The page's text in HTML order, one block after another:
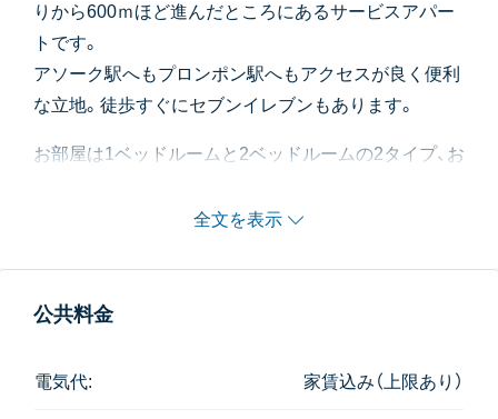
りから600ｍほど進んだところにあるサービスアパー
トです。
アソーク駅へもプロンポン駅へもアクセスが良く便利
な立地。徒歩すぐにセブンイレブンもあります。
お部屋は1ベッドルームと2ベッドルームの2タイプ、お
また電気代が2,300バーツ分、水道代が500バーツ分、
というと欧米人好みのテイストです。
練習スペース、ラウンジがあります。
全文を表示
公共料金
電気代: 家賃込み（上限あり）